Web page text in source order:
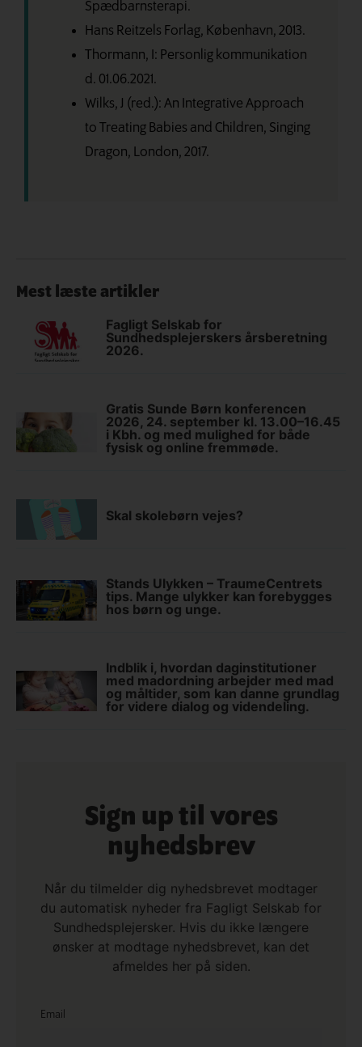
Spædbarnsterapi.
Hans Reitzels Forlag, København, 2013.
Thormann, I: Personlig kommunikation
d. 01.06.2021.
Wilks, J (red.): An Integrative Approach
to Treating Babies and Children, Singing
Dragon, London, 2017.
Mest læste artikler
Fagligt Selskab for
Sundhedsplejerskers årsberetning
2026.
Gratis Sunde Børn konferencen
2026, 24. september kl. 13.00–16.45
i Kbh. og med mulighed for både
fysisk og online fremmøde.
Skal skolebørn vejes?
Stands Ulykken – TraumeCentrets
tips. Mange ulykker kan forebygges
hos børn og unge.
Indblik i, hvordan daginstitutioner
med madordning arbejder med mad
og måltider, som kan danne grundlag
for videre dialog og videndeling.
Sign up til vores
nyhedsbrev
Når du tilmelder dig nyhedsbrevet modtager
du automatisk nyheder fra Fagligt Selskab for
Sundhedsplejersker. Hvis du ikke længere
ønsker at modtage nyhedsbrevet, kan det
afmeldes her på siden.
Email